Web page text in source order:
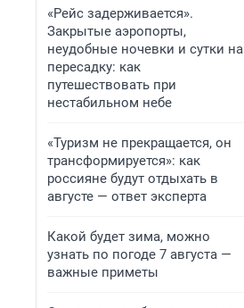
«Рейс задерживается».
Закрытые аэропорты,
неудобные ночевки и сутки на
пересадку: как
путешествовать при
нестабильном небе
«Туризм не прекращается, он
трансформируется»: как
россияне будут отдыхать в
августе — ответ эксперта
Какой будет зима, можно
узнать по погоде 7 августа —
важные приметы